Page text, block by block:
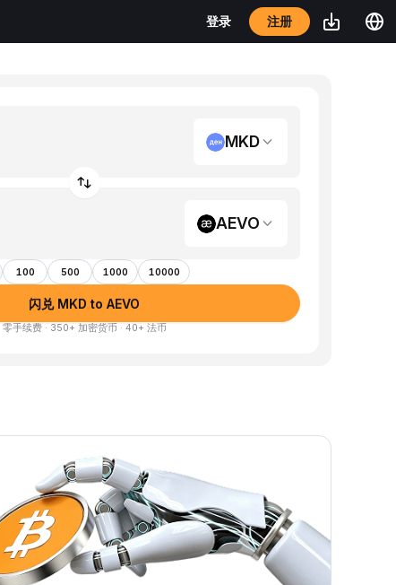
登录 注册
MKD
AEVO
100 500 1000 10000
闪兑 MKD to AEVO
零手续费 · 350+ 加密货币 · 40+ 法币